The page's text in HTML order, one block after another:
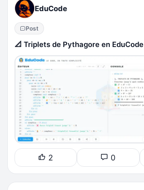
EduCode
Post
📐 Triplets de Pythagore en EduCode
2 0